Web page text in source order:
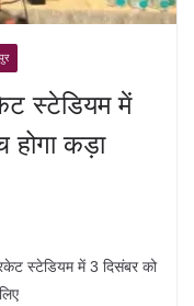
स्टेडियम में
होगा कड़ा
स्टेडियम में 3 दिसंबर को